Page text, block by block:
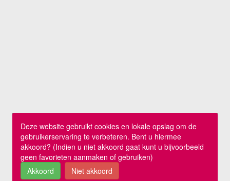
JEUGDDAG
BEACHVOLLEY
DOCUMENTEN